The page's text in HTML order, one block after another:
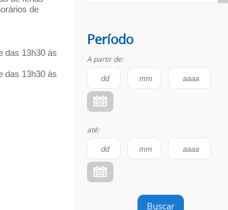
de
das 13h30 às
das 13h30 às
Período
A partir de:
até:
Buscar